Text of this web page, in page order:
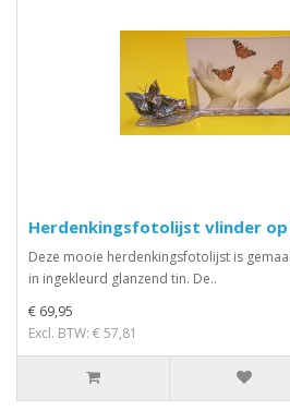
Herdenkingsfotolijst vlinder
Deze mooie herdenkingsfotolijst is
in ingekleurd glanzend tin. De..
€ 69,95
Excl. BTW: € 57,81